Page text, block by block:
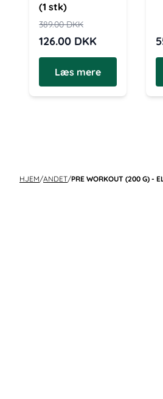
(1 stk)
389.00DKK
126.00 DKK
Læs mere
HJEM/ANDET/PRE WORKOUT (200 G) -